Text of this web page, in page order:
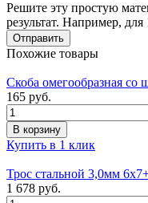
Решите эту простую
результат. Например, для
Похожие товары
Скоба омегообразная со
165 руб.
Купить в 1 клик
Трос стальной 3,0мм
1 678 руб.